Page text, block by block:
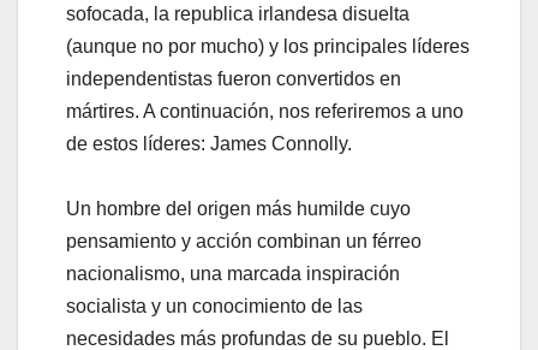
sofocada, la republica irlandesa disuelta
(aunque no por mucho) y los principales líderes
independentistas fueron convertidos en
mártires. A continuación, nos referiremos a uno
de estos líderes: James Connolly.
Un hombre del origen más humilde cuyo
pensamiento y acción combinan un férreo
nacionalismo, una marcada inspiración
socialista y un conocimiento de las
necesidades más profundas de su pueblo. El